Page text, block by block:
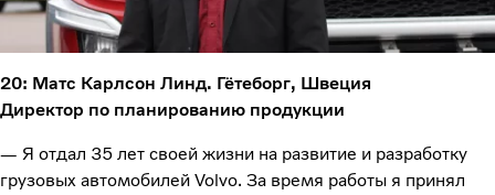
20: Матс Карлсон Линд. Гётеборг, Швеция
Директор по планированию продукции
— Я отдал 35 лет своей жизни на развитие и разработку
грузовых автомобилей Volvo. За время работы я принял